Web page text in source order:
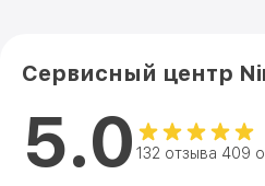
Сервисный центр
5.0 132 отзыва 409